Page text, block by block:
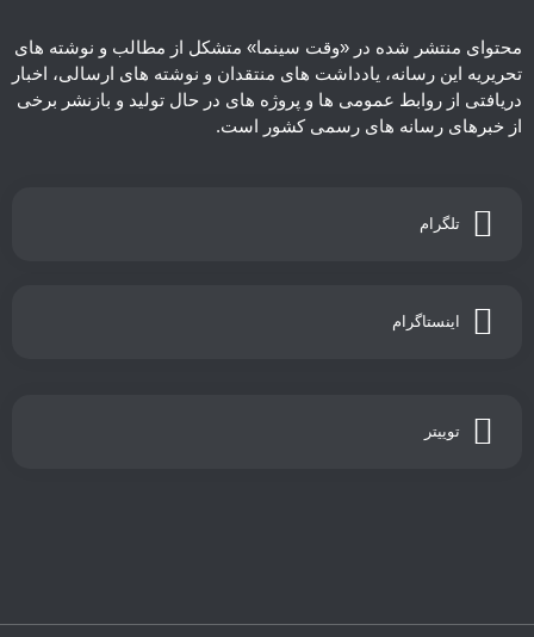
محتوای منتشر شده در «وقت سینما» متشکل از مطالب و نوشته های
تحریریه این رسانه، یادداشت های منتقدان و نوشته های ارسالی، اخبار
دریافتی از روابط عمومی ها و پروژه های در حال تولید و بازنشر برخی
از خبرهای رسانه های رسمی کشور است.
تلگرام
اینستاگرام
توییتر